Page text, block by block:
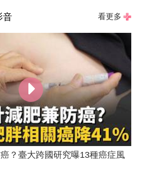
音 看更多
？臺大跨國研究曝13種癌症風